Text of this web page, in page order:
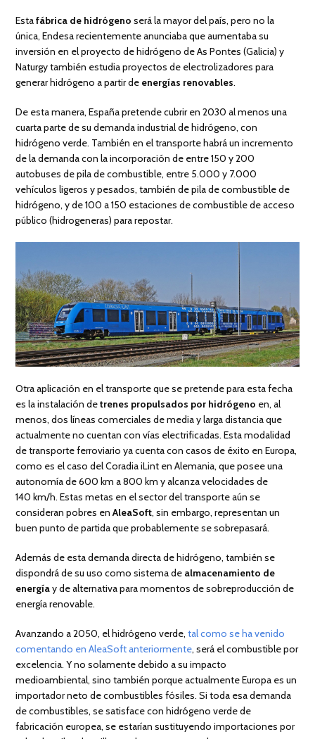
Estafábrica de hidrógeno será la mayor del país, pero no la
única, Endesa recientemente anunciaba que aumentaba su
inversión en el proyecto de hidrógeno de As Pontes (Galicia) y
Naturgy también estudia proyectos de electrolizadores para
generar hidrógeno a partir de energías renovables.
De esta manera, España pretende cubrir en 2030 al menos una
cuarta parte de su demanda industrial de hidrógeno, con
hidrógeno verde. También en el transporte habrá un incremento
de la demanda con la incorporación de entre 150 y 200
autobuses de pila de combustible, entre 5.000 y 7.000
vehículos ligeros y pesados, también de pila de combustible de
hidrógeno, y de 100 a 150 estaciones de combustible de acceso
público (hidrogeneras) para repostar.
Otra aplicación en el transporte que se pretende para esta fecha
es la instalación detrenes propulsados por hidrógeno en, al
menos, dos líneas comerciales de media y larga distancia que
actualmente no cuentan con vías electrificadas. Esta modalidad
de transporte ferroviario ya cuenta con casos de éxito en Europa,
como es el caso del Coradia iLint en Alemania, que posee una
autonomía de 600 km a 800 km y alcanza velocidades de
140 km/h. Estas metas en el sector del transporte aún se
consideran pobres enAleaSoft, sin embargo, representan un
buen punto de partida que probablemente se sobrepasará.
Además de esta demanda directa de hidrógeno, también se
dispondrá de su uso como sistema de almacenamiento de
energíay de alternativa para momentos de sobreproducción de
energía renovable.
Avanzando a 2050, el hidrógeno verde,tal como se ha venido
comentando en AleaSoft anteriormente, será el combustible por
excelencia. Y no solamente debido a su impacto
medioambiental, sino también porque actualmente Europa es un
importador neto de combustibles fósiles. Si toda esa demanda
de combustibles, se satisface con hidrógeno verde de
fabricación europea, se estarían sustituyendo importaciones por